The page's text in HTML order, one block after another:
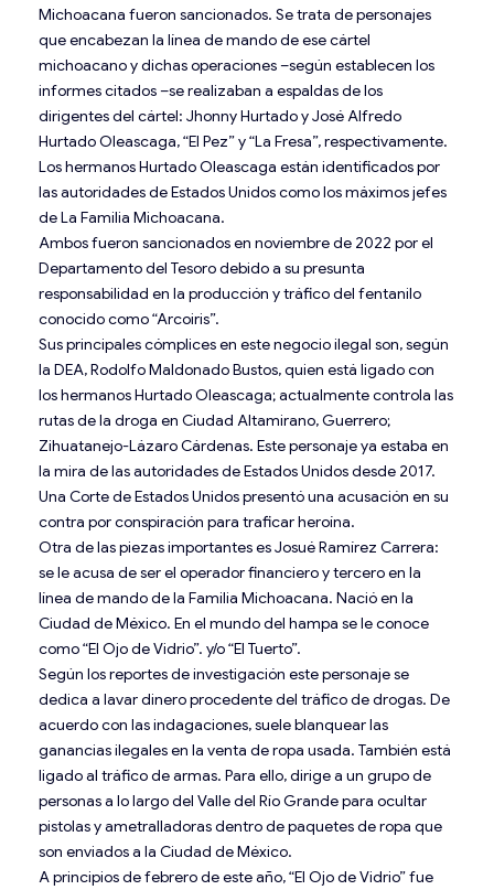
Michoacana fueron sancionados. Se trata de personajes
que encabezan la línea de mando de ese cártel
michoacano y dichas operaciones –según establecen los
informes citados –se realizaban a espaldas de los
dirigentes del cártel: Jhonny Hurtado y José Alfredo
Hurtado Oleascaga, “El Pez” y “La Fresa”, respectivamente.
Los hermanos Hurtado Oleascaga están identificados por
las autoridades de Estados Unidos como los máximos jefes
de La Familia Michoacana.
Ambos fueron sancionados en noviembre de 2022 por el
Departamento del Tesoro debido a su presunta
responsabilidad en la producción y tráfico del fentanilo
conocido como “Arcoiris”.
Sus principales cómplices en este negocio ilegal son, según
la DEA, Rodolfo Maldonado Bustos, quien está ligado con
los hermanos Hurtado Oleascaga; actualmente controla las
rutas de la droga en Ciudad Altamirano, Guerrero;
Zihuatanejo-Lázaro Cárdenas. Este personaje ya estaba en
la mira de las autoridades de Estados Unidos desde 2017.
Una Corte de Estados Unidos presentó una acusación en su
contra por conspiración para traficar heroína.
Otra de las piezas importantes es Josué Ramírez Carrera:
se le acusa de ser el operador financiero y tercero en la
línea de mando de la Familia Michoacana. Nació en la
Ciudad de México. En el mundo del hampa se le conoce
como “El Ojo de Vidrio”. y/o “El Tuerto”.
Según los reportes de investigación este personaje se
dedica a lavar dinero procedente del tráfico de drogas. De
acuerdo con las indagaciones, suele blanquear las
ganancias ilegales en la venta de ropa usada. También está
ligado al tráfico de armas. Para ello, dirige a un grupo de
personas a lo largo del Valle del Río Grande para ocultar
pistolas y ametralladoras dentro de paquetes de ropa que
son enviados a la Ciudad de México.
A principios de febrero de este año, “El Ojo de Vidrio” fue